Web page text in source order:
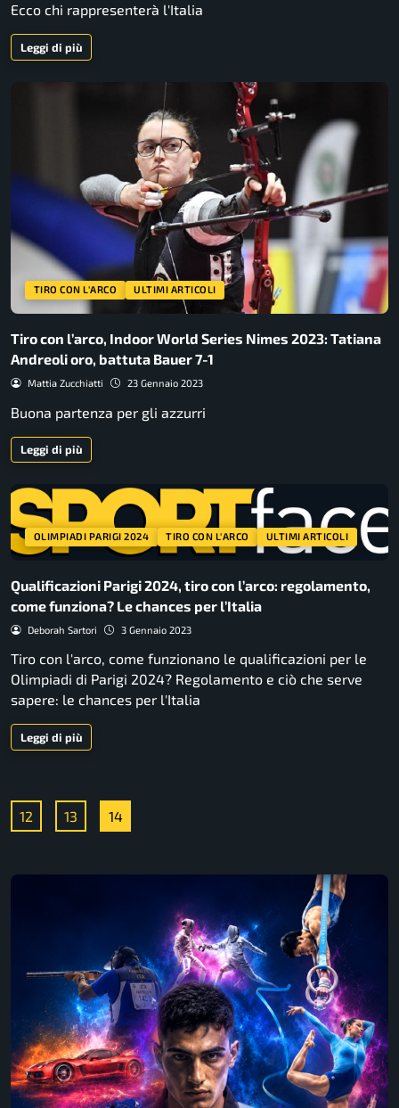
Ecco chi rappresenterà l'Italia
Leggi di più
TIRO CON L'ARCO ULTIMI ARTICOLI
Tiro con l’arco, Indoor World Series Nimes 2023: Tatiana
Andreoli oro, battuta Bauer 7-1
Mattia Zucchiatti 23 Gennaio 2023
Buona partenza per gli azzurri
Leggi di più
OLIMPIADI PARIGI 2024 TIRO CON L'ARCO ULTIMI ARTICOLI
Qualificazioni Parigi 2024, tiro con l’arco: regolamento,
come funziona? Le chances per l’Italia
Deborah Sartori 3 Gennaio 2023
Tiro con l'arco, come funzionano le qualificazioni per le
Olimpiadi di Parigi 2024? Regolamento e ciò che serve
sapere: le chances per l'Italia
Leggi di più
12 13 14